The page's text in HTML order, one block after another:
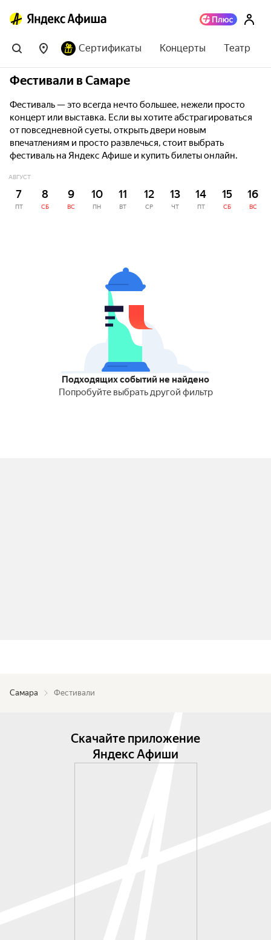
Сертификаты Концерты Театр
Фестивали в Самаре
Фестиваль — это всегда нечто большее, нежели просто
концерт или выставка. Если вы хотите абстрагироваться
от повседневной суеты, открыть двери новым
впечатлениям и просто развлечься, стоит выбрать
фестиваль на Яндекс Афише и купить билеты онлайн.
АВГУСТ
7
ПТ
8
СБ
9
ВС
10
ПН
11
ВТ
12
СР
13
ЧТ
14
ПТ
15
СБ
16
ВС
Подходящих событий не найдено
Попробуйте выбрать другой фильтр
Самара Фестивали
Скачайте приложение
Яндекс Афиши